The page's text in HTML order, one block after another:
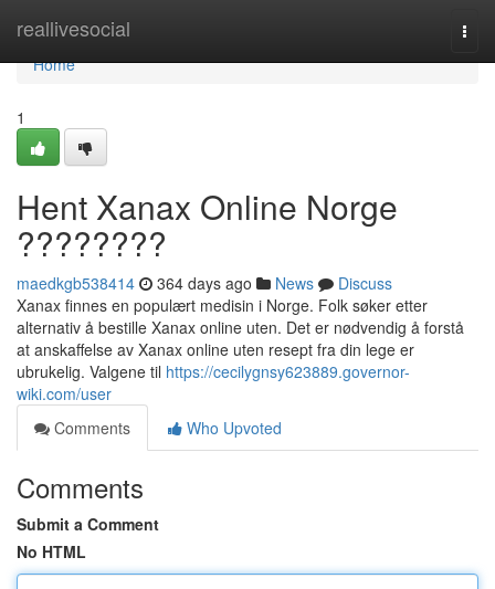
reallivesocial
Home
Home
1
Hent Xanax Online Norge
????????
maedkgb538414 364 days ago News
Discuss
Xanax finnes en populært medisin i Norge. Folk søker etter
alternativ å bestille Xanax online uten. Det er nødvendig å forstå
at anskaffelse av Xanax online uten resept fra din lege er
ubrukelig. Valgene til https://cecilygnsy623889.governor-
wiki.com/user
Comments
Who Upvoted
Comments
Submit a Comment
No HTML